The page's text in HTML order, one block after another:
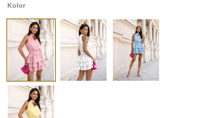
Kolor